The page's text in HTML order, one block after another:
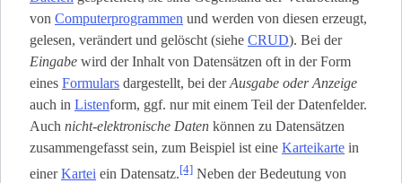
von Computerprogrammen und werden von diesen erzeugt,
gelesen, verändert und gelöscht (siehe CRUD). Bei der
Eingabe wird der Inhalt von Datensätzen oft in der Form
eines Formulars dargestellt, bei derAusgabe oder Anzeige
auch in Listen­form, ggf. nur mit einem Teil der Datenfelder.
Auch nicht-elektronische Daten können zu Datensätzen
zusammengefasst sein, zum Beispiel ist eine Karteikarte in
einerKartei ein Datensatz.[4] Neben der Bedeutung von